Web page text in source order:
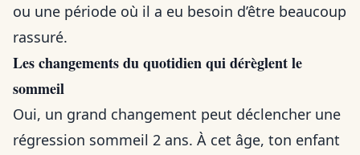
ou une période où il a eu besoin d’être beaucoup
rassuré.
Les changements du quotidien qui dérèglent le
sommeil
Oui, un grand changement peut déclencher une
régression sommeil 2 ans. À cet âge, ton enfant